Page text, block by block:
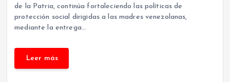
de la Patria, continúa fortaleciendo las políticas de
protección social dirigidas a las madres venezolanas,
mediante la entrega…